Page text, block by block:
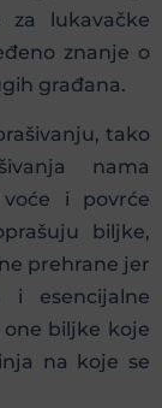
lukavačke
znanje o
građana.
tako
nama
i povrće
biljke,
prehrane jer
i esencijalne
biljke koje
na koje se